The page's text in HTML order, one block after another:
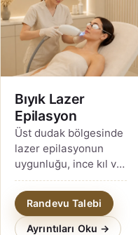
Bıyık Lazer
Epilasyon
Üst dudak bölgesinde
lazer epilasyonun
uygunluğu, ince kıl ve
hormonal etkiler,
bakım ve gerçekçi
beklentiler için İzmit
rehberi.
Randevu Talebi
Ayrıntıları Oku →